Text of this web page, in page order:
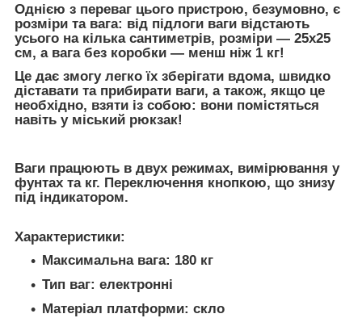
Однією з переваг цього пристрою, безумовно, є
розміри та вага: від підлоги ваги відстають
усього на кілька сантиметрів, розміри — 25x25
см, а вага без коробки — менш ніж 1 кг!
Це дає змогу легко їх зберігати вдома, швидко
діставати та прибирати ваги, а також, якщо це
необхідно, взяти із собою: вони помістяться
навіть у міський рюкзак!
Ваги працюють в двух режимах, вимірювання у
фунтах та кг. Переключення кнопкою, що знизу
під індикатором.
Характеристики:
Максимальна вага: 180 кг
Тип ваг: електронні
Матеріал платформи: скло